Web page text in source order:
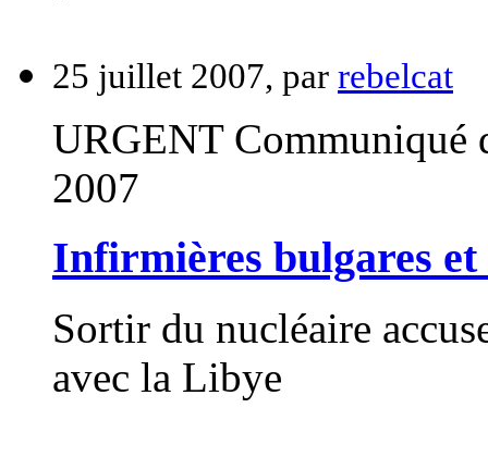
25 juillet 2007, par rebelcat
URGENT Communiqué
2007
Infirmières bulgares
Sortir du nucléaire
avec la Libye